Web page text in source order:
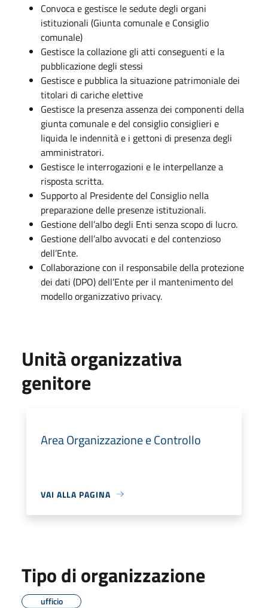
Convoca e gestisce le sedute degli organi
istituzionali (Giunta comunale e Consiglio
comunale)
Gestisce la collazione gli atti conseguenti e la
pubblicazione degli stessi
Gestisce e pubblica la situazione patrimoniale dei
titolari di cariche elettive
Gestisce la presenza assenza dei componenti della
giunta comunale e del consiglio consiglieri e
liquida le indennità e i gettoni di presenza degli
amministratori.
Gestisce le interrogazioni e le interpellanze a
risposta scritta.
Supporto al Presidente del Consiglio nella
preparazione delle presenze istituzionali.
Gestione dell’albo degli Enti senza scopo di lucro.
Gestione dell’albo avvocati e del contenzioso
dell’Ente.
Collaborazione con il responsabile della protezione
dei dati (DPO) dell’Ente per il mantenimento del
modello organizzativo privacy.
Unità organizzativa
genitore
Area Organizzazione e Controllo
VAI ALLA PAGINA
Tipo di organizzazione
ufficio